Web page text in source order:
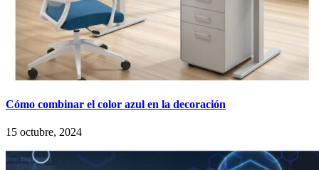
Cómo combinar el color azul en la decoración
15 octubre, 2024